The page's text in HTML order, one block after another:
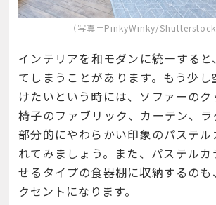
（写真＝PinkyWinky/
インテリアを和モダンに統一する
てしまうことがあります。もう少
けたいという時には、ソファーのク
椅子のファブリック、カーテン、ラ
部分的にやわらかい印象のパステル
れてみましょう。また、パステル
せるタイプの食器棚に収納するのも
クセントになります。